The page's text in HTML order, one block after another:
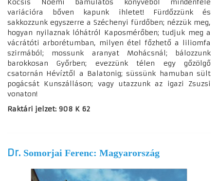
Kocsis Noémi bámulatos könyvéből mindenféle
variációra bőven kapunk ihletet! Fürdőzzünk és
sakkozzunk egyszerre a Széchenyi fürdőben; nézzük meg,
hogyan nyilaznak lóhátról Kaposmérőben; tudjuk meg a
vácrátóti arborétumban, milyen étel főzhető a liliomfa
szirmából; mossunk aranyat Mohácsnál; bálozzunk
barokkosan Győrben; evezzünk télen egy gőzölgő
csatornán Hévíztől a Balatonig; süssünk hamuban sült
pogácsát Kunszálláson; vagy utazzunk az igazi Zsuzsi
vonaton!
Raktári jelzet: 908 K 62
Dr. Somorjai Ferenc: Magyarország